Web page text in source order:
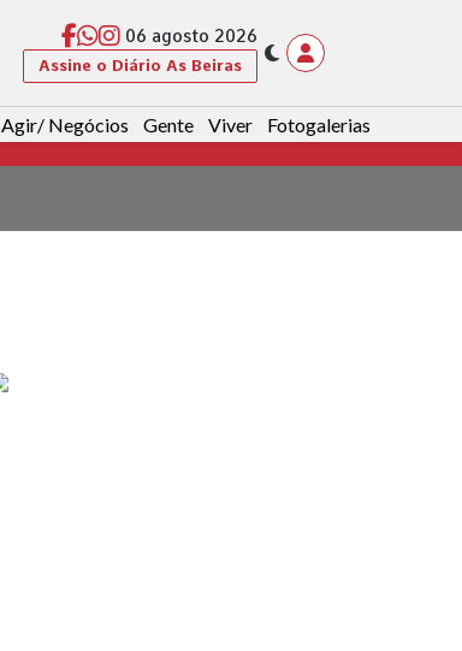
06 agosto 2026
Assine o Diário As Beiras
Agir/ Negócios Gente Viver Fotogalerias